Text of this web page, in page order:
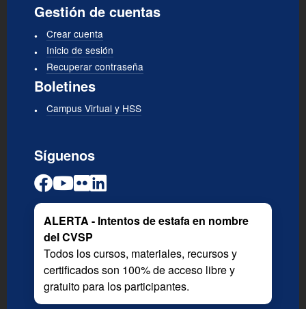
Gestión de cuentas
Crear cuenta
Inicio de sesión
Recuperar contraseña
Boletines
Campus Virtual y HSS
Síguenos
ALERTA - Intentos de estafa en nombre
del CVSP
Todos los cursos, materiales, recursos y
certificados son 100% de acceso libre y
gratuito para los participantes.